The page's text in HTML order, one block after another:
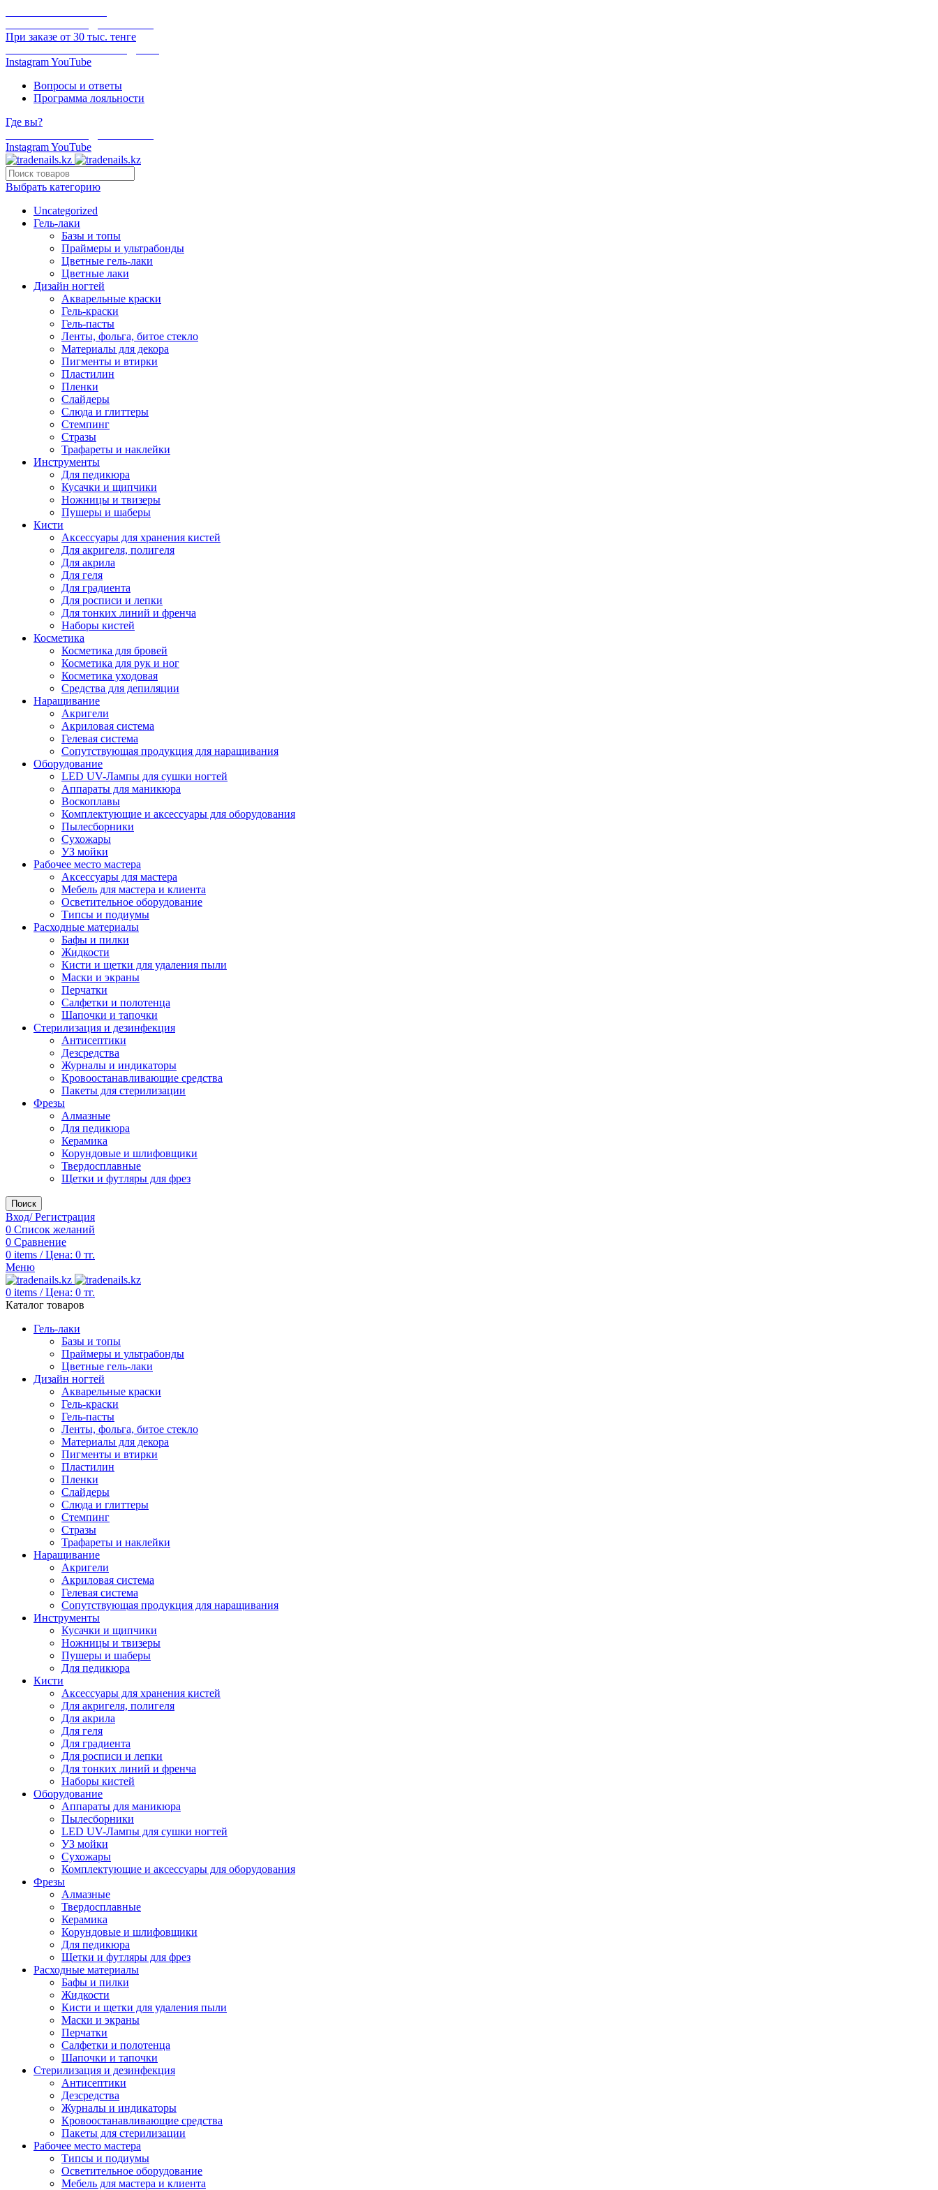
При заказе от 30 тыс. тенге
InstagramYouTube
Вопросы и ответы
Программа лояльности
Где вы?
InstagramYouTube
Выбрать категорию
Uncategorized
Гель-лаки
Базы и топы
Праймеры и ультрабонды
Цветные гель-лаки
Цветные лаки
Дизайн ногтей
Акварельные краски
Гель-краски
Гель-пасты
Ленты, фольга, битое стекло
Материалы для декора
Пигменты и втирки
Пластилин
Пленки
Слайдеры
Слюда и глиттеры
Стемпинг
Стразы
Трафареты и наклейки
Инструменты
Для педикюра
Кусачки и щипчики
Ножницы и твизеры
Пушеры и шаберы
Кисти
Аксессуары для хранения кистей
Для акригеля, полигеля
Для акрила
Для геля
Для градиента
Для росписи и лепки
Для тонких линий и френча
Наборы кистей
Косметика
Косметика для бровей
Косметика для рук и ног
Косметика уходовая
Средства для депиляции
Наращивание
Акригели
Акриловая система
Гелевая система
Сопутствующая продукция для наращивания
Оборудование
LED UV-Лампы для сушки ногтей
Аппараты для маникюра
Воскоплавы
Комплектующие и аксессуары для оборудования
Пылесборники
Сухожары
УЗ мойки
Рабочее место мастера
Аксессуары для мастера
Мебель для мастера и клиента
Осветительное оборудование
Типсы и подиумы
Расходные материалы
Бафы и пилки
Жидкости
Кисти и щетки для удаления пыли
Маски и экраны
Перчатки
Салфетки и полотенца
Шапочки и тапочки
Стерилизация и дезинфекция
Антисептики
Дезсредства
Журналы и индикаторы
Кровоостанавливающие средства
Пакеты для стерилизации
Фрезы
Алмазные
Для педикюра
Керамика
Корундовые и шлифовщики
Твердосплавные
Щетки и футляры для фрез
Поиск
Вход/ Регистрация
0 Список желаний
0 Сравнение
0 items / Цена: 0 тг.
Меню
0 items / Цена: 0 тг.
Каталог товаров
Гель-лаки
Базы и топы
Праймеры и ультрабонды
Цветные гель-лаки
Дизайн ногтей
Акварельные краски
Гель-краски
Гель-пасты
Ленты, фольга, битое стекло
Материалы для декора
Пигменты и втирки
Пластилин
Пленки
Слайдеры
Слюда и глиттеры
Стемпинг
Стразы
Трафареты и наклейки
Наращивание
Акригели
Акриловая система
Гелевая система
Сопутствующая продукция для наращивания
Инструменты
Кусачки и щипчики
Ножницы и твизеры
Пушеры и шаберы
Для педикюра
Кисти
Аксессуары для хранения кистей
Для акригеля, полигеля
Для акрила
Для геля
Для градиента
Для росписи и лепки
Для тонких линий и френча
Наборы кистей
Оборудование
Аппараты для маникюра
Пылесборники
LED UV-Лампы для сушки ногтей
УЗ мойки
Сухожары
Комплектующие и аксессуары для оборудования
Фрезы
Алмазные
Твердосплавные
Керамика
Корундовые и шлифовщики
Для педикюра
Щетки и футляры для фрез
Расходные материалы
Бафы и пилки
Жидкости
Кисти и щетки для удаления пыли
Маски и экраны
Перчатки
Салфетки и полотенца
Шапочки и тапочки
Стерилизация и дезинфекция
Антисептики
Дезсредства
Журналы и индикаторы
Кровоостанавливающие средства
Пакеты для стерилизации
Рабочее место мастера
Типсы и подиумы
Осветительное оборудование
Мебель для мастера и клиента